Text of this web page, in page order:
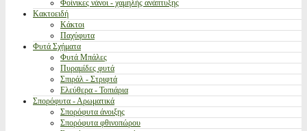
Φοίνικες νάνοι - χαμηλής ανάπτυξης
Κακτοειδή
Κάκτοι
Παχύφυτα
Φυτά Σχήματα
Φυτά Μπάλες
Πυραμίδες φυτά
Σπιράλ - Στριφτά
Ελεύθερα - Τοπιάρια
Σπορόφυτα - Αρωματικά
Σπορόφυτα άνοιξης
Σπορόφυτα φθινοπώρου